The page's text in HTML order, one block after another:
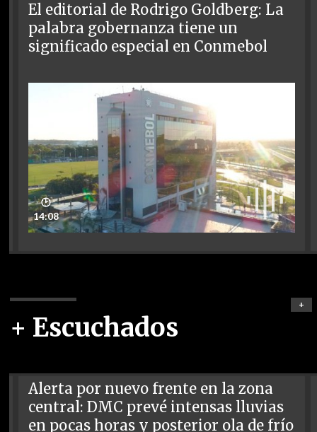
El editorial de Rodrigo Goldberg: La
palabra gobernanza tiene un
significado especial en Conmebol
🕑
14:08
+ Escuchados
+
Alerta por nuevo frente en la zona
central: DMC prevé intensas lluvias
en pocas horas y posterior ola de frío